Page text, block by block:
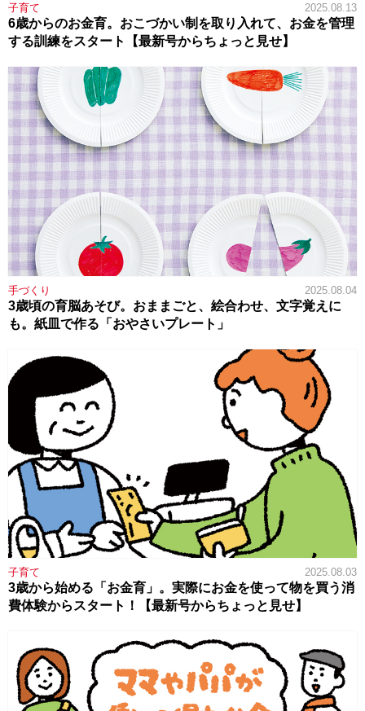
子育て 2025.08.13
6歳からのお金育。おこづかい制を取り入れて、お金を管理
する訓練をスタート【最新号からちょっと見せ】
手づくり 2025.08.04
3歳頃の育脳あそび。おままごと、絵合わせ、文字覚えに
も。紙皿で作る「おやさいプレート」
子育て 2025.08.03
3歳から始める「お金育」。実際にお金を使って物を買う消
費体験からスタート！【最新号からちょっと見せ】